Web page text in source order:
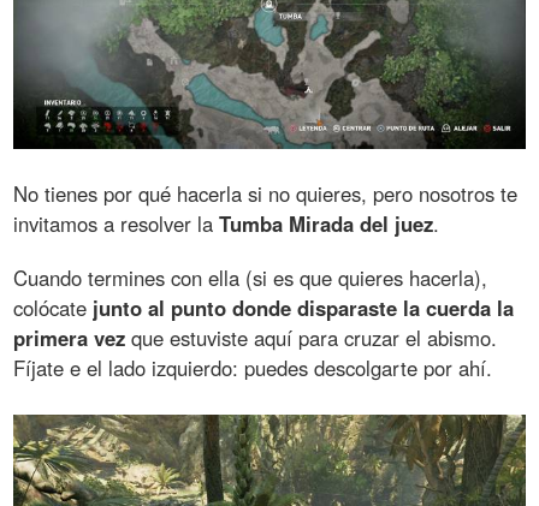
No tienes por qué hacerla si no quieres, pero nosotros te
invitamos a resolver laTumba Mirada del juez.
Cuando termines con ella (si es que quieres hacerla),
colócate junto al punto donde disparaste la cuerda la
primera vez que estuviste aquí para cruzar el abismo.
Fíjate e el lado izquierdo: puedes descolgarte por ahí.